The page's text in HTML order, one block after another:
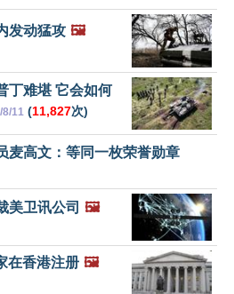
发动猛攻 🖼️
丁难堪 它会如何
8/11 (11,827次)
麦高文：等同一枚荣誉勋章
美卫讯公司 🖼️
在香港注册 🖼️